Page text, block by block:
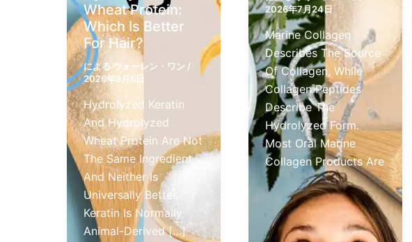
Wheat Protein:
Which Is Better
For Hair?
による ウォーレン・ワン /
2026年8月5日
Hydrolyzed Keratin
And Hydrolyzed
Wheat Protein Are Not
The Same Ingredient,
And Neither Is
Universally Better.
Keratin Is Normally
Animal-Derived […]
2026年7月24日
Marine Collagen
Describes The Source
Of Collagen, While
Collagen Peptides
Describe The
Hydrolyzed Form.
Most Oral Marine
Collagen Products Are